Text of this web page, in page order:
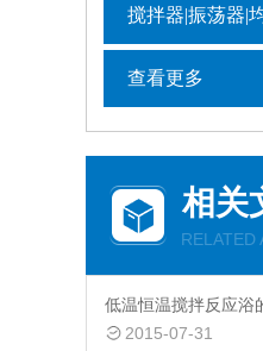
搅拌器|振荡器|
查看更多
相关
RELATED
2015-07-31